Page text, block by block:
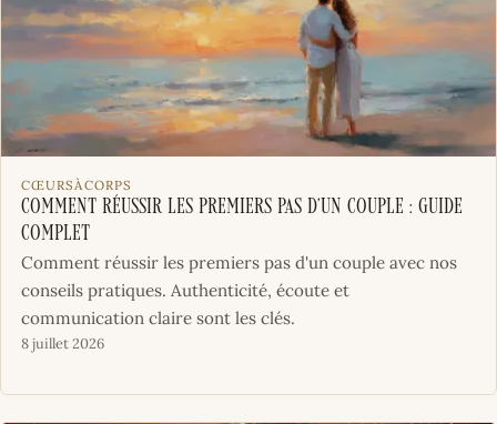
CŒURSÀCORPS
Comment réussir les premiers pas d’un couple : guide
complet
Comment réussir les premiers pas d'un couple avec nos
conseils pratiques. Authenticité, écoute et
communication claire sont les clés.
8 juillet 2026